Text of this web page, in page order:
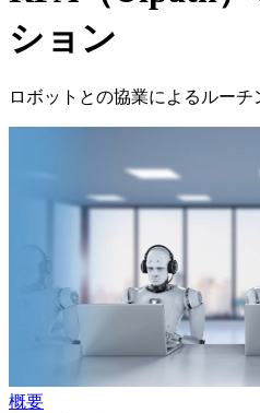
ション
ロボットとの協業によるルー
概要